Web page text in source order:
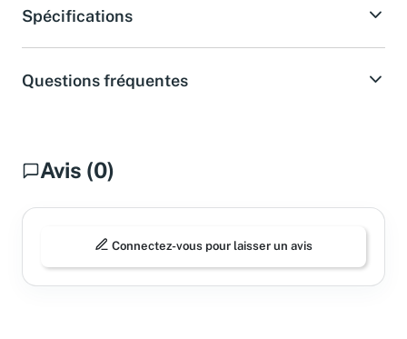
Spécifications
Questions fréquentes
Avis (0)
Connectez-vous pour laisser un avis